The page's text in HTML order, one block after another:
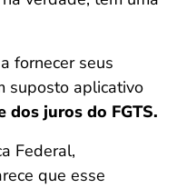
fornecer seus
suposto aplicativo
juros do FGTS.
Federal,
que esse